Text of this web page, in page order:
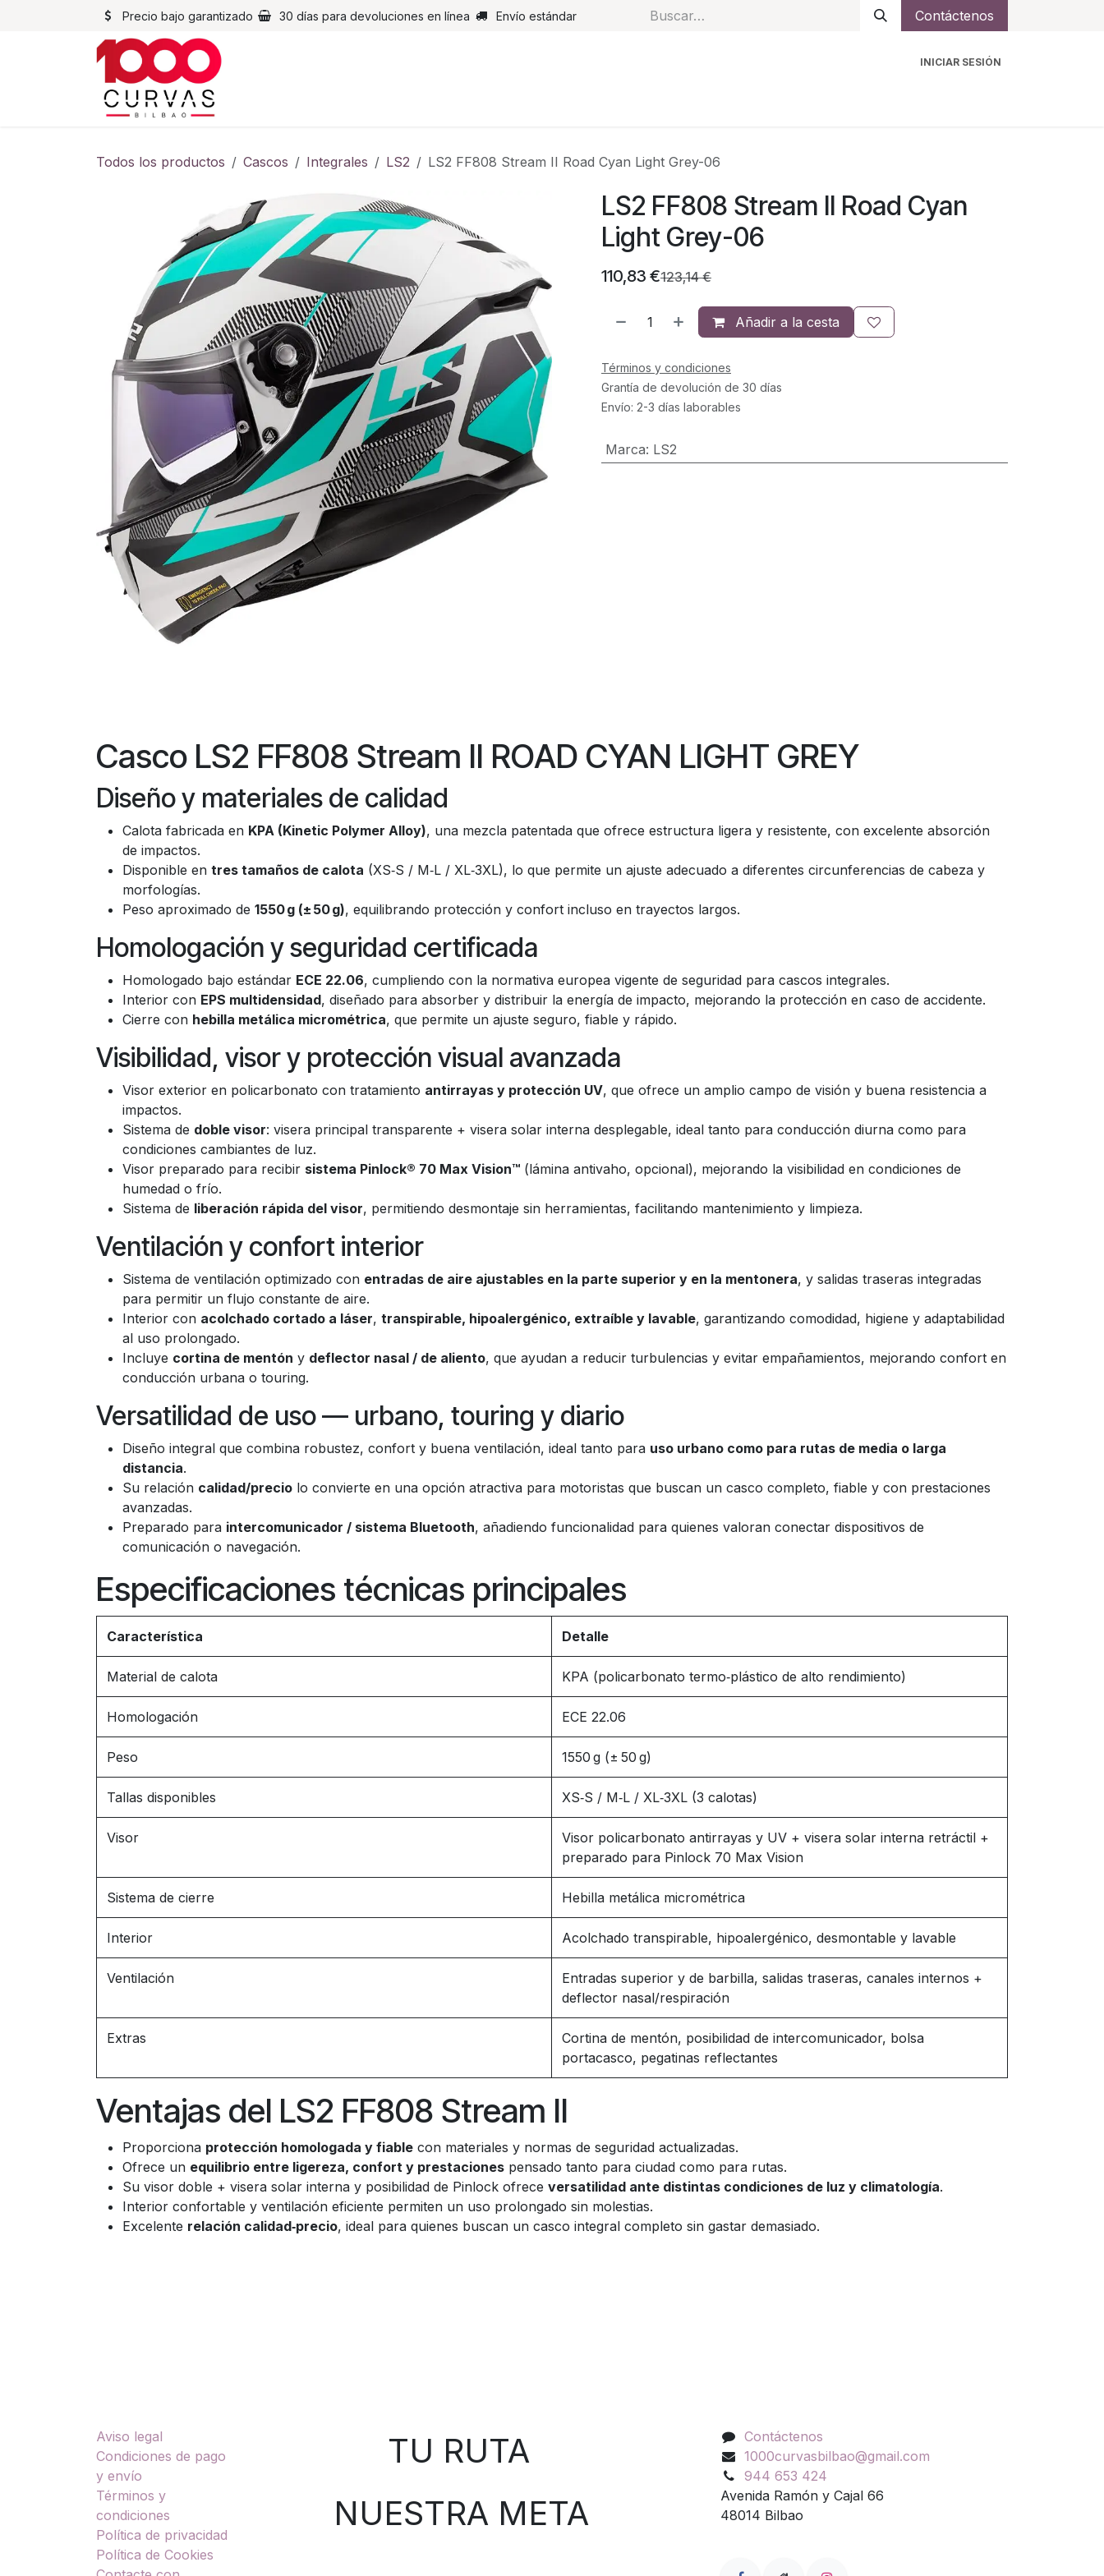
Precio bajo garantizado 30 días para devoluciones en línea Envío estándar Contáctenos
INICIAR SESIÓN
Todos los productos Cascos Integrales LS2 LS2 FF808 Stream II Road Cyan Light Grey-06
LS2 FF808 Stream II Road Cyan
Light Grey-06
110,83 €123,14€
Añadir a la cesta
Términos y condiciones
Grantía de devolución de 30 días
Envío: 2-3 días laborables
Marca: LS2
Casco LS2 FF808 Stream II ROAD CYAN LIGHT GREY
Diseño y materiales de calidad
Calota fabricada en KPA (Kinetic Polymer Alloy), una mezcla patentada que ofrece estructura ligera y resistente, con excelente absorción
de impactos.
Disponible en tres tamaños de calota (XS‑S / M‑L / XL‑3XL), lo que permite un ajuste adecuado a diferentes circunferencias de cabeza y
morfologías.
Peso aproximado de 1550 g (± 50 g), equilibrando protección y confort incluso en trayectos largos.
Homologación y seguridad certificada
Homologado bajo estándar ECE 22.06, cumpliendo con la normativa europea vigente de seguridad para cascos integrales.
Interior con EPS multidensidad, diseñado para absorber y distribuir la energía de impacto, mejorando la protección en caso de accidente.
Cierre con hebilla metálica micrométrica, que permite un ajuste seguro, fiable y rápido.
Visibilidad, visor y protección visual avanzada
Visor exterior en policarbonato con tratamiento antirrayas y protección UV, que ofrece un amplio campo de visión y buena resistencia a
impactos.
Sistema de doble visor: visera principal transparente + visera solar interna desplegable, ideal tanto para conducción diurna como para
condiciones cambiantes de luz.
Visor preparado para recibir sistema Pinlock® 70 Max Vision™ (lámina antivaho, opcional), mejorando la visibilidad en condiciones de
humedad o frío.
Sistema de liberación rápida del visor, permitiendo desmontaje sin herramientas, facilitando mantenimiento y limpieza.
Ventilación y confort interior
Sistema de ventilación optimizado con entradas de aire ajustables en la parte superior y en la mentonera, y salidas traseras integradas
para permitir un flujo constante de aire.
Interior con acolchado cortado a láser, transpirable, hipoalergénico, extraíble y lavable, garantizando comodidad, higiene y adaptabilidad
al uso prolongado.
Incluye cortina de mentón y deflector nasal / de aliento, que ayudan a reducir turbulencias y evitar empañamientos, mejorando confort en
conducción urbana o touring.
Versatilidad de uso — urbano, touring y diario
Diseño integral que combina robustez, confort y buena ventilación, ideal tanto para uso urbano como para rutas de media o larga
distancia.
Su relación calidad/precio lo convierte en una opción atractiva para motoristas que buscan un casco completo, fiable y con prestaciones
avanzadas.
Preparado para intercomunicador / sistema Bluetooth, añadiendo funcionalidad para quienes valoran conectar dispositivos de
comunicación o navegación.
Especificaciones técnicas principales
Característica Detalle
Material de calota KPA (policarbonato termo‑plástico de alto rendimiento)
Homologación ECE 22.06
Peso 1550 g (± 50 g)
Tallas disponibles XS‑S / M‑L / XL‑3XL (3 calotas)
Visor
Visor policarbonato antirrayas y UV + visera solar interna retráctil +
preparado para Pinlock 70 Max Vision
Sistema de cierre Hebilla metálica micrométrica
Interior Acolchado transpirable, hipoalergénico, desmontable y lavable
Ventilación
Entradas superior y de barbilla, salidas traseras, canales internos +
deflector nasal/respiración
Extras
Cortina de mentón, posibilidad de intercomunicador, bolsa
portacasco, pegatinas reflectantes
Ventajas del LS2 FF808 Stream II
Proporciona protección homologada y fiable con materiales y normas de seguridad actualizadas.
Ofrece un equilibrio entre ligereza, confort y prestaciones pensado tanto para ciudad como para rutas.
Su visor doble + visera solar interna y posibilidad de Pinlock ofrece versatilidad ante distintas condiciones de luz y climatología.
Interior confortable y ventilación eficiente permiten un uso prolongado sin molestias.
Excelente relación calidad‑precio, ideal para quienes buscan un casco integral completo sin gastar demasiado.
Aviso legal
Condiciones de pago
y envío
Términos y
condiciones
Política de privacidad
Política de Cookies
TU RUTA
NUESTRA META
Contáctenos
1000curvasbilbao@gmail.com
944 653 424
Avenida Ramón y Cajal 66
48014 Bilbao